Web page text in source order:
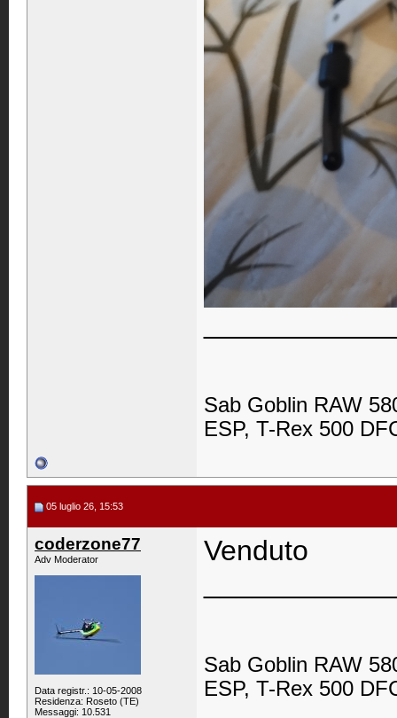
Sab Goblin RAW
ESP, T-Rex 500
05 luglio 26, 15:53
coderzone77
Adv Moderator
Data registr.: 10-05-2008
Residenza: Roseto (TE)
Messaggi: 10.531
Venduto
Sab Goblin RAW
ESP, T-Rex 500